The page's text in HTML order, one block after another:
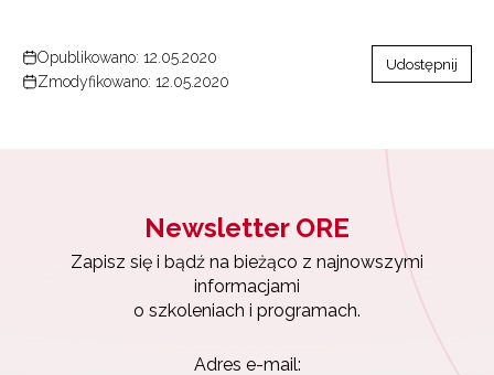
Opublikowano: 12.05.2020
Zmodyfikowano: 12.05.2020
Udostępnij
Newsletter ORE
Zapisz się i bądź na bieżąco z najnowszymi
informacjami
o szkoleniach i programach.
Adres e-mail:
Newsletter ORE